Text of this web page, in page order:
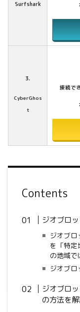
Surfshark
3.
CyberGhos
t
接続で
Contents
ジオブロ
ジオブ
を「特
の地域で
ジオブ
ジオブロ
の方法を